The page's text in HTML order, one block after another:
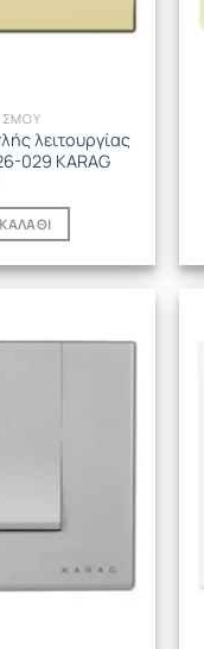
λειτουργίας
029 KARAG